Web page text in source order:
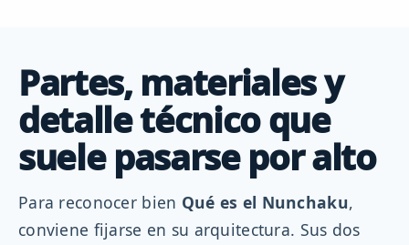
Partes, materiales y
detalle técnico que
suele pasarse por alto
Para reconocer bien Qué es el Nunchaku,
conviene fijarse en su arquitectura. Sus dos